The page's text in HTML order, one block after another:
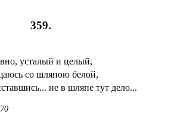
359.
усталый и целый,
со шляпою белой,
не в шляпе тут дело...